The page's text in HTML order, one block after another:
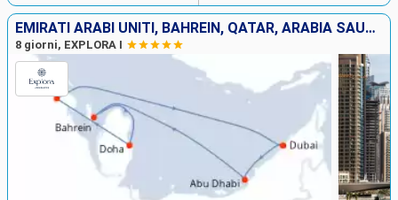
EMIRATI ARABI UNITI, BAHREIN, QATAR, ARABIA SAUDITA
8 giorni, EXPLORA I